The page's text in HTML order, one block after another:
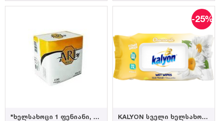
"ხელსახოცი 1 ფენიანი, ზომა 30 *30, შეკვრაში 100ფ ყუთში: 24 ცალი"
-25%
KALYON სველი ხელსახოცი გვირილის 72ც (12)